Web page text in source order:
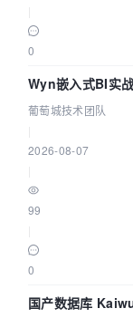
0
Wyn嵌入式BI实
数联动全闭环
葡萄城技术团队
2026-08-07
99
0
国产数据库